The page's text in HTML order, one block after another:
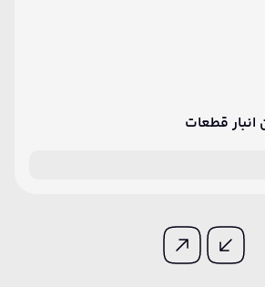
انبار قطعات